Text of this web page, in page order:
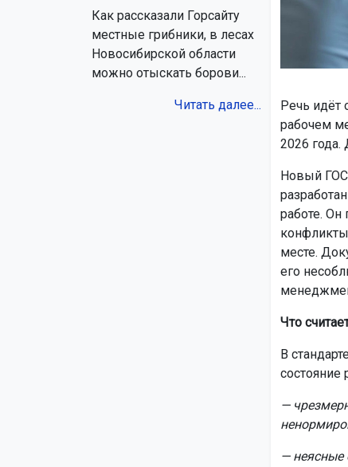
Как рассказали Горсайту
местные грибники, в лесах
Новосибирской области
можно отыскать борови...
Читать далее...
Речь идёт
рабочем
2026 года.
Новый
работе. Он
месте.
его
Что
В
состояние
—
— неясные